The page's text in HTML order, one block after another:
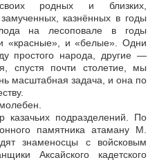
родных и близких,
казнённых в годы
на лесоповале в годы
«красные», и «белые». Одни
простого народа, другие —
спустя почти столетие, мы
масштабная задача, и она по
казачьих подразделений. По
памятника атаману М.
знаменосцы с войсковым
Аксайского кадетского